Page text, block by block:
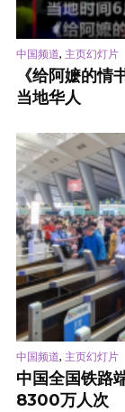
中国频道, 主页幻灯片
《给阿嬷的
当地华人
中国频道, 主页幻灯片
中国全国铁路
8300万人次